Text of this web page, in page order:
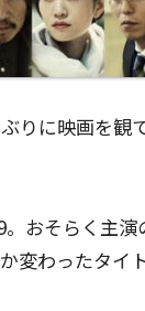
りに映画を観
おそらく主
変わったタイ